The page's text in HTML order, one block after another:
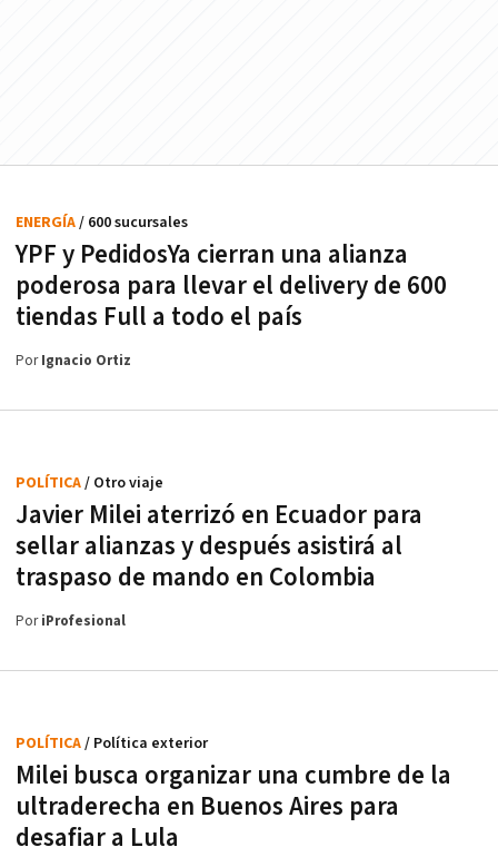
YPF y PedidosYa cierran una alianza
poderosa para llevar el delivery de 600
tiendas Full a todo el país
ENERGÍA/ 600 sucursales
PorIgnacio Ortiz
Javier Milei aterrizó en Ecuador para
sellar alianzas y después asistirá al
traspaso de mando en Colombia
POLÍTICA/ Otro viaje
PoriProfesional
Milei busca organizar una cumbre de la
ultraderecha en Buenos Aires para
desafiar a Lula
POLÍTICA/ Política exterior